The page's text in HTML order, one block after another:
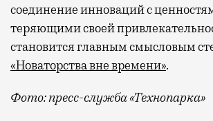
соединение инноваций с
теряющими своей
становится главным смысловым
«Новаторства вне времени».
Фото: пресс-служба «Технопарка»